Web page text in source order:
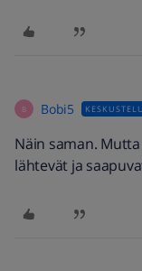
B Bobi5
Näin saman.
lähtevät ja